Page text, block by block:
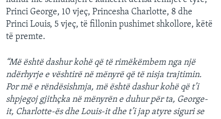
Princi George, 10 vjeç, Princesha Charlotte, 8 dhe
Princi Louis, 5 vjeç, të fillonin pushimet shkollore, këtë
të premte.
“Më është dashur kohë që të rimëkëmbem nga një
ndërhyrje e vështirë në mënyrë që të nisja trajtimin.
Por më e rëndësishmja, më është dashur kohë që t’i
shpjegoj gjithçka në mënyrën e duhur për ta, George-
it, Charlotte-ës dhe Louis-it dhe t’i jap atyre siguri se